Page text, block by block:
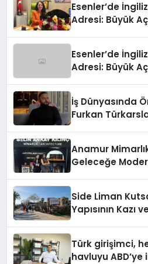
Esenler’de
Adresi: Büyük
Esenler’de
Adresi: Büyük
İş Dünyasında
Furkan
Anamur
Geleceğe
Side Liman
Yapısının Kazı
Türk girişimci,
havluyu